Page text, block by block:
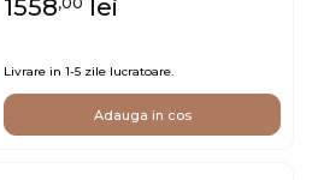
1558 lei
Livrare in 1-5 zile lucratoare.
Adauga in cos